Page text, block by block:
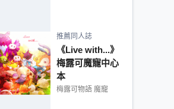
推薦同人誌
《Live with...》
梅露可魔寵中心
本
梅露可物語 魔寵